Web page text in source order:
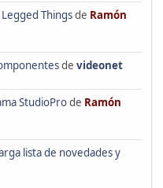
Thingsde Ramón
de videonet
StudioProde Ramón
lista de novedades y